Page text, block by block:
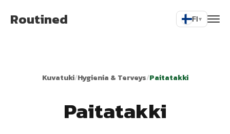
Routined FI▾
Kuvatuki/Hygienia & Terveys/Paitatakki
Paitatakki